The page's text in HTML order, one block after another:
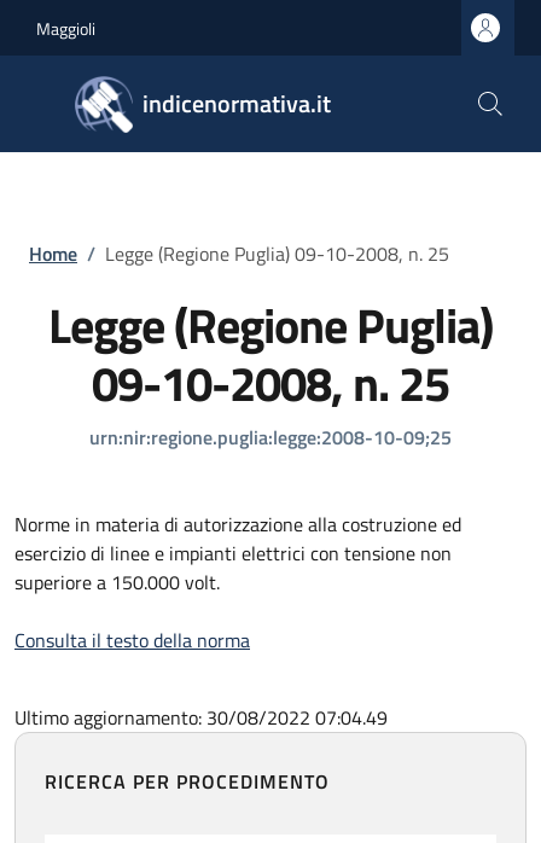
Maggioli
indicenormativa.it
Briciole di pane
Home / Legge (Regione Puglia) 09-10-2008, n. 25
Legge (Regione Puglia)
09-10-2008, n. 25
urn:nir:regione.puglia:legge:2008-10-09;25
Norme in materia di autorizzazione alla costruzione ed
esercizio di linee e impianti elettrici con tensione non
superiore a 150.000 volt.
Consulta il testo della norma
Ultimo aggiornamento: 30/08/2022 07:04.49
RICERCA PER PROCEDIMENTO